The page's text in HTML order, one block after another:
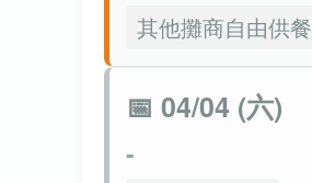
其他攤商自由供餐
📅 04/04 (六)
-